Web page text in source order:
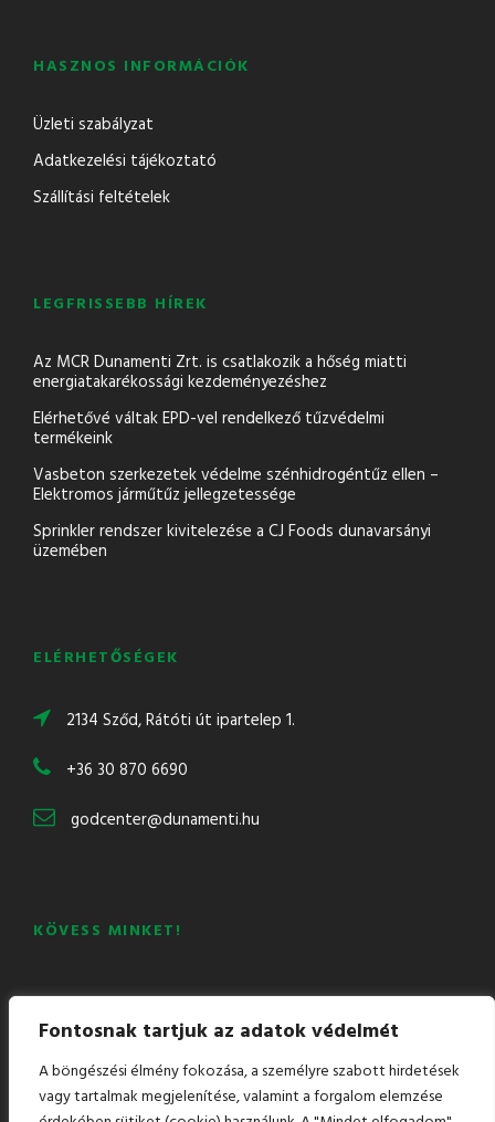
Fontosnak tartjuk az adatok védelmét
A böngészési élmény fokozása, a személyre szabott hirdetések
vagy tartalmak megjelenítése, valamint a forgalom elemzése
HASZNOS INFORMÁCIÓK
Üzleti szabályzat
Adatkezelési tájékoztató
Szállítási feltételek
LEGFRISSEBB HÍREK
Az MCR Dunamenti Zrt. is csatlakozik a hőség miatti
energiatakarékossági kezdeményezéshez
Elérhetővé váltak EPD-vel rendelkező tűzvédelmi
termékeink
Vasbeton szerkezetek védelme szénhidrogéntűz ellen –
Elektromos járműtűz jellegzetessége
Sprinkler rendszer kivitelezése a CJ Foods dunavarsányi
üzemében
ELÉRHETŐSÉGEK
2134 Sződ, Rátóti út ipartelep 1.
+36 30 870 6690
godcenter@dunamenti.hu
KÖVESS MINKET!
Facebook LinkedIn YouTube